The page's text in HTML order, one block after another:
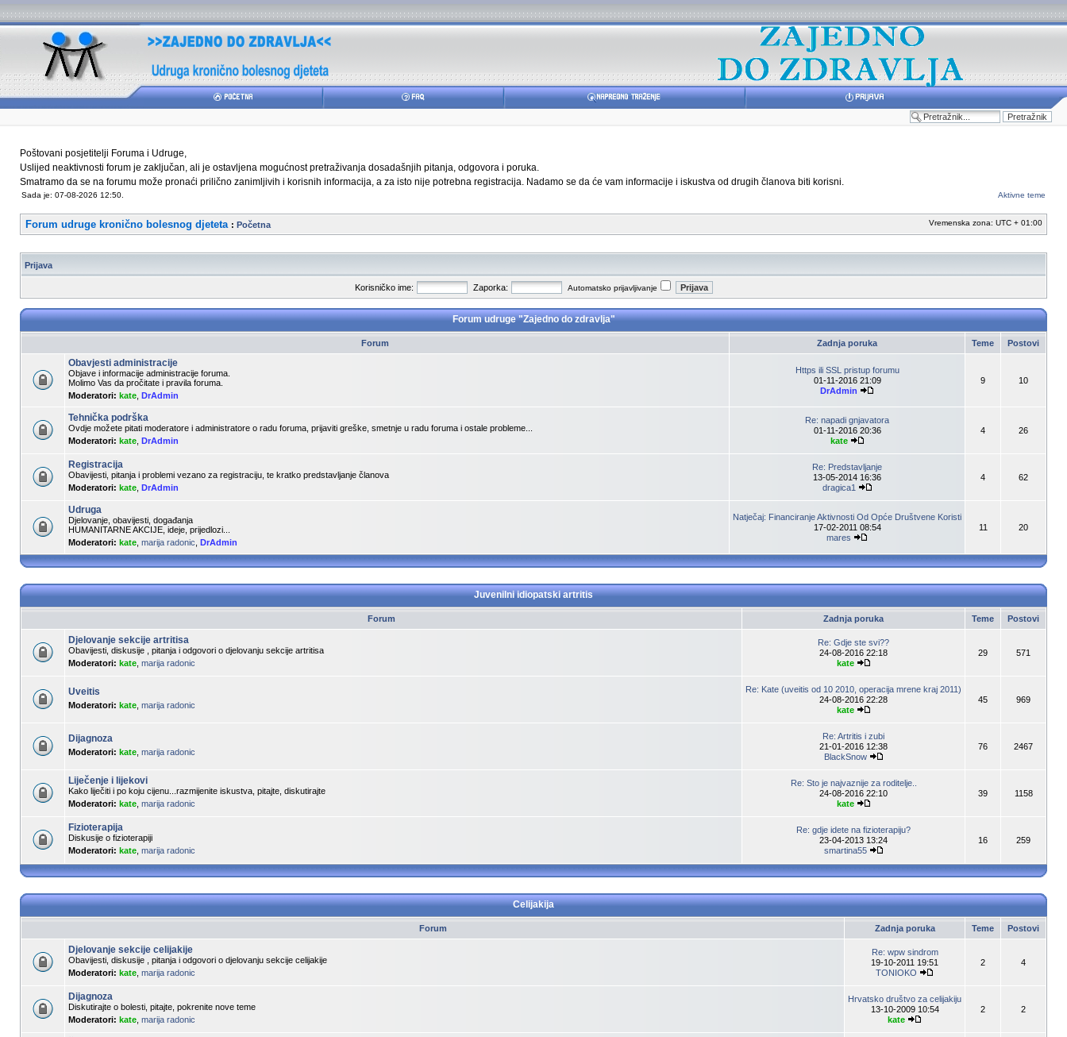
Poštovani posjetitelji Foruma i Udruge,
Uslijed neaktivnosti forum je zaključan, ali je ostavljena mogućnost pretraživanja dosadašnjih pitanja, odgovora i poruka.
Smatramo da se na forumu može pronaći prilično zanimljivih i korisnih informacija, a za isto nije potrebna registracija. Nadamo se da će vam informacije i iskustva od drugih članova biti korisni.
Sada je: 07-08-2026 12:50. Aktivne teme
Forum udruge kronično bolesnog djeteta : Početna Vremenska zona: UTC + 01:00
Prijava
Korisničko ime: Zaporka: Automatsko prijavljivanje
Forum udruge "Zajedno do zdravlja"
Forum Zadnja poruka Teme Postovi
Obavjesti administracije
Objave i informacije administracije foruma.
Molimo Vas da pročitate i pravila foruma.
Moderatori: kate DrAdmin
Https ili SSL pristup forumu
01-11-2016 21:09
DrAdmin
9 10
Tehnička podrška
Ovdje možete pitati moderatore i administratore o radu foruma, prijaviti greške, smetnje u radu foruma i ostale probleme...
Moderatori: kate DrAdmin
Re: napadi gnjavatora
01-11-2016 20:36
kate
4 26
Registracija
Obavijesti, pitanja i problemi vezano za registraciju, te kratko predstavljanje članova
Moderatori: kate DrAdmin
Re: Predstavljanje
13-05-2014 16:36
dragica1
4 62
Udruga
Djelovanje, obavijesti, događanja
HUMANITARNE AKCIJE, ideje, prijedlozi...
Moderatori: kate marija radonic DrAdmin
Natječaj: Financiranje Aktivnosti Od Opće Društvene Koristi
17-02-2011 08:54
mares
11 20
Juvenilni idiopatski artritis
Forum Zadnja poruka Teme Postovi
Djelovanje sekcije artritisa
Obavijesti, diskusije , pitanja i odgovori o djelovanju sekcije artritisa
Moderatori: kate marija radonic
Re: Gdje ste svi??
24-08-2016 22:18
kate
29 571
Uveitis
Moderatori: kate marija radonic
Re: Kate (uveitis od 10 2010, operacija mrene kraj 2011)
24-08-2016 22:28
kate
45 969
Dijagnoza
Moderatori: kate marija radonic
Re: Artritis i zubi
21-01-2016 12:38
BlackSnow
76 2467
Liječenje i lijekovi
Kako liječiti i po koju cijenu...razmijenite iskustva, pitajte, diskutirajte
Moderatori: kate marija radonic
Re: Sto je najvaznije za roditelje..
24-08-2016 22:10
kate
39 1158
Fizioterapija
Diskusije o fizioterapiji
Moderatori: kate marija radonic
Re: gdje idete na fizioterapiju?
23-04-2013 13:24
smartina55
16 259
Celijakija
Forum Zadnja poruka Teme Postovi
Djelovanje sekcije celijakije
Obavijesti, diskusije , pitanja i odgovori o djelovanju sekcije celijakije
Moderatori: kate marija radonic
Re: wpw sindrom
19-10-2011 19:51
TONIOKO
2 4
Dijagnoza
Diskutirajte o bolesti, pitajte, pokrenite nove teme
Moderatori: kate marija radonic
Hrvatsko društvo za celijakiju
13-10-2009 10:54
kate
2 2